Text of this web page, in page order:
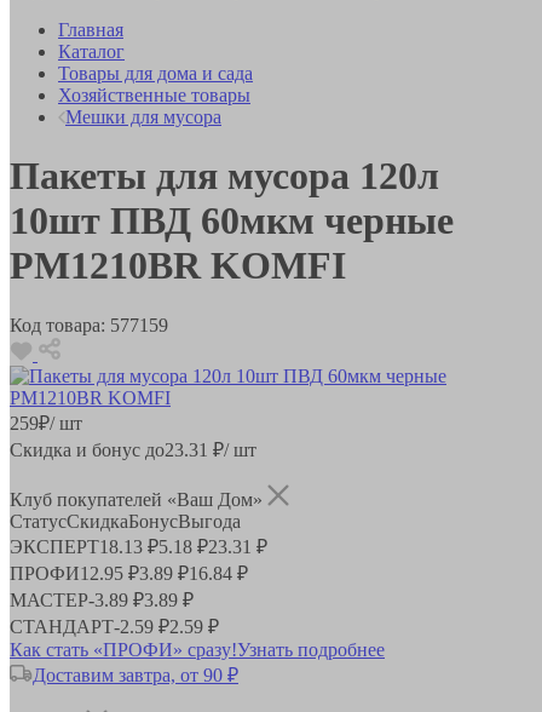
Главная
Каталог
Товары для дома и сада
Хозяйственные товары
Мешки для мусора
Пакеты для мусора 120л
10шт ПВД 60мкм черные
PM1210BR KOMFI
Код товара: 577159
259₽/ шт
Скидка и бонус до23.31 ₽/ шт
Клуб покупателей «Ваш Дом»
СтатусСкидкаБонусВыгода
ЭКСПЕРТ18.13 ₽5.18 ₽23.31 ₽
ПРОФИ12.95 ₽3.89 ₽16.84 ₽
МАСТЕР-3.89 ₽3.89 ₽
СТАНДАРТ-2.59 ₽2.59 ₽
Как стать «ПРОФИ» сразу!Узнать подробнее
Доставим завтра, от 90 ₽